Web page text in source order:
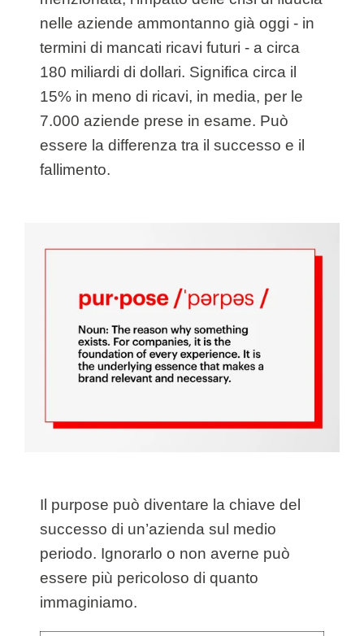
nelle aziende ammontanno già oggi - in
termini di mancati ricavi futuri - a circa
180 miliardi di dollari. Significa circa il
15% in meno di ricavi, in media, per le
7.000 aziende prese in esame. Può
essere la differenza tra il successo e il
fallimento.
Il purpose può diventare la chiave del
successo di un’azienda sul medio
periodo. Ignorarlo o non averne può
essere più pericoloso di quanto
immaginiamo.